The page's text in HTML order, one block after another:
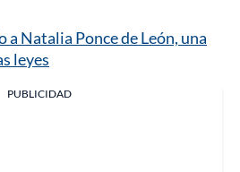
a Natalia Ponce de León, una
leyes
PUBLICIDAD